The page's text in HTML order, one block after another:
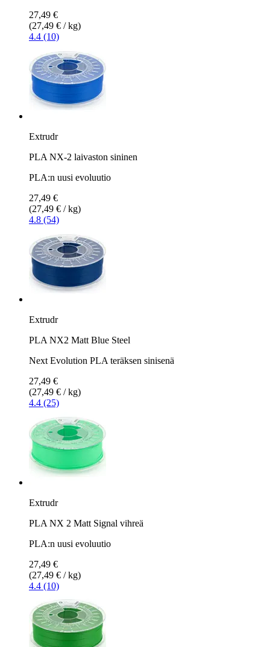
27,49 €
(27,49 € / kg)
4.4 (10)
Extrudr
PLA NX-2 laivaston sininen
PLA:n uusi evoluutio
27,49 €
(27,49 € / kg)
4.8 (54)
Extrudr
PLA NX2 Matt Blue Steel
Next Evolution PLA teräksen sinisenä
27,49 €
(27,49 € / kg)
4.4 (25)
Extrudr
PLA NX 2 Matt Signal vihreä
PLA:n uusi evoluutio
27,49 €
(27,49 € / kg)
4.4 (10)